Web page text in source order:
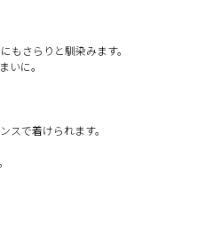
もさらりと馴染みます。
いに。
スで着けられます。